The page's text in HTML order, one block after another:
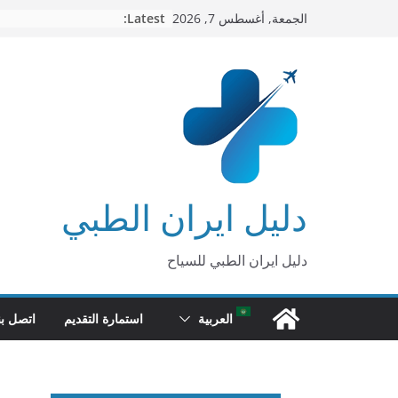
الجمعة, أغسطس 7, 2026 Latest:
دليل ايران الطبي
دليل ايران الطبي للسياح
العربية استمارة التقديم اتصل